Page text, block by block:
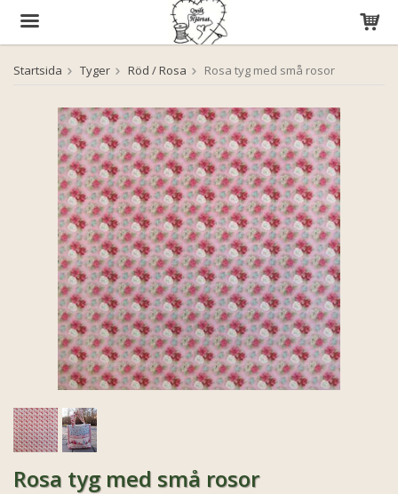
Produkten har blivit tillagd i varukorgen
Startsida Tyger Röd / Rosa Rosa tyg med små rosor
Rosa tyg med små rosor